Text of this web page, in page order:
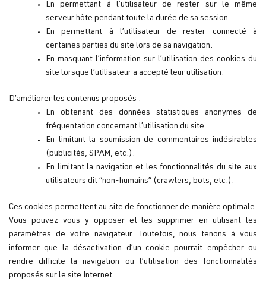
En permettant à l’utilisateur de rester sur le même
serveur hôte pendant toute la durée de sa session.
En permettant à l’utilisateur de rester connecté à
certaines parties du site lors de sa navigation.
En masquant l’information sur l’utilisation des cookies du
site lorsque l’utilisateur a accepté leur utilisation.
D’améliorer les contenus proposés :
En obtenant des données statistiques anonymes de
fréquentation concernant l’utilisation du site.
En limitant la soumission de commentaires indésirables
(publicités, SPAM, etc.).
En limitant la navigation et les fonctionnalités du site aux
utilisateurs dit “non-humains” (crawlers, bots, etc.).
Ces cookies permettent au site de fonctionner de manière optimale.
Vous pouvez vous y opposer et les supprimer en utilisant les
paramètres de votre navigateur. Toutefois, nous tenons à vous
informer que la désactivation d’un cookie pourrait empêcher ou
rendre difficile la navigation ou l’utilisation des fonctionnalités
proposés sur le site Internet.